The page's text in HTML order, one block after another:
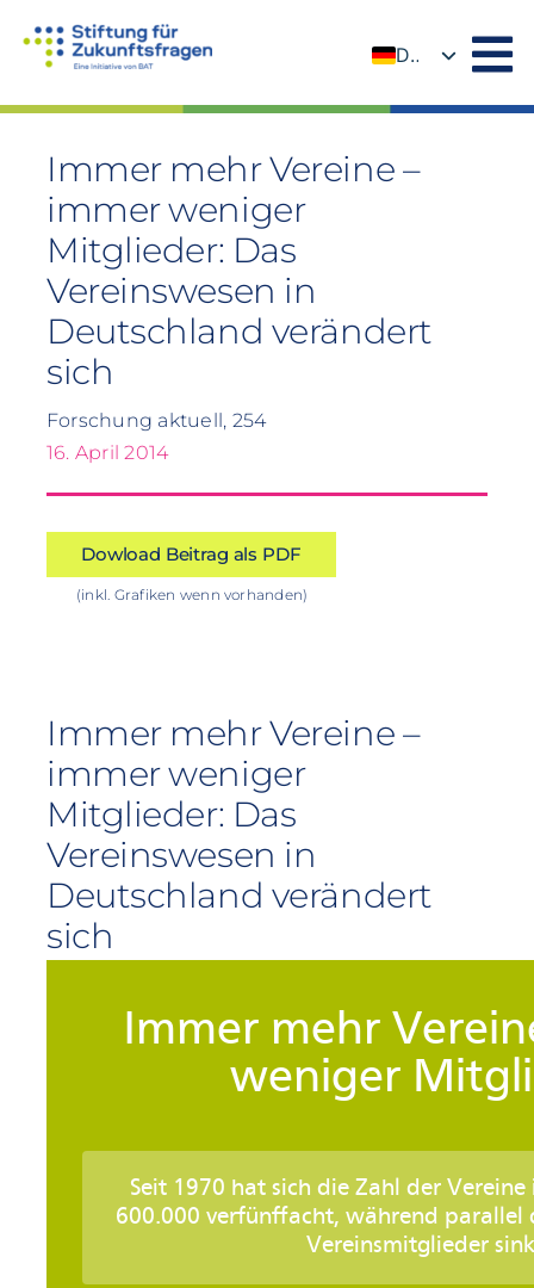
Inhalt
DE
Immer mehr Vereine –
immer weniger
Mitglieder: Das
Vereinswesen in
Deutschland verändert
sich
Forschung aktuell, 254
16. April 2014
Dowload Beitrag als PDF
(inkl. Grafiken wenn vorhanden)
Immer mehr Vereine –
immer weniger
Mitglieder: Das
Vereinswesen in
Deutschland verändert
sich